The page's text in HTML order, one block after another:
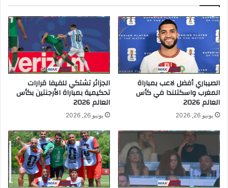
الصيباري أفضل لاعب بمباراة
المغرب واسكتلندا في كأس
العالم 2026
يونيو 26, 2026
الجزائر تشتكي للفيفا قرارات
تحكيمية بمباراة الأرجنتين بكأس
العالم 2026
يونيو 26, 2026